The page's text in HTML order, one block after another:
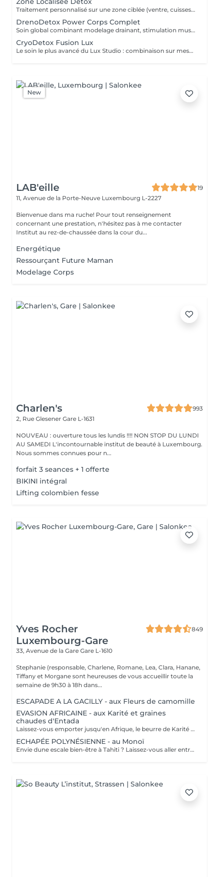
Traitement personnalisé sur une zone ciblée (ventre, cuisses, bras, fessiers) combinant plusieurs technologies Lux Studio : drainage, radiofréquence, EMS, lipocavitation ou endermologie.
DrenoDetox Power Corps Complet
Soin global combinant modelage drainant, stimulation musculaire et activation du métabolisme. Idéal pour remodeler et raffermir la silhouette.
CryoDetox Fusion Lux
Le soin le plus avancé du Lux Studio : combinaison sur mesure de toutes les technologies disponibles (1Cryolipolyse, ou EMS, RF, LipoLaser, Endermo, LED). Résultat immédiat avec jusqu'à -3 cm par séance et une peau plus tonique dès la première application.
New
LAB'eille
19
11, Avenue de la Porte-Neuve Luxembourg L-2227
Bienvenue dans ma ruche! Pour tout renseignement
concernant une prestation, n'hésitez pas à me contacter
Institut au rez-de-chaussée dans la cour du...
Energétique
Ressourçant Future Maman
Modelage Corps
Charlen's
993
2, Rue Glesener Gare L-1631
NOUVEAU : ouverture tous les lundis !!!! NON STOP DU LUNDI
AU SAMEDI L'incontournable institut de beauté à Luxembourg.
Nous sommes connues pour n...
forfait 3 seances + 1 offerte
BIKINI intégral
Lifting colombien fesse
Yves Rocher
Luxembourg-Gare
849
33, Avenue de la Gare Gare L-1610
Stephanie (responsable, Charlene, Romane, Lea, Clara, Hanane,
Tiffany et Morgane sont heureuses de vous accueillir toute la
semaine de 9h30 à 18h dans...
ESCAPADE A LA GACILLY - aux Fleurs de camomille
EVASION AFRICAINE - aux Karité et graines
chaudes d'Entada
Laissez-vous emporter jusqu'en Afrique, le beurre de Karité chauffé devient une huile tiède nourrissante qui enveloppe votre corps dans une infinie douceur. Les graines d'Entada porte-bonheur sont ensuite glissées tout le long du corps délivrant une douce chaleur bienfaisante.
ECHAPÉE POLYNÉSIENNE - au Monoï
Envie dune escale bien-être à Tahiti ? Laissez-vous aller entre nos mains, lors dun voyage des sens à lhuile de Monoï. Secret de beauté des vahinés, le Monoï est extrait des fleurs de Tiaré, emblèmes de Tahiti. Ce modelage inspiré de la tradition ancestrale polynésienne permet à lensemble de votre corps de retrouver son harmonie. De longs mouvements des mains et des avant-bras, au rythme du va-et-vient des vagues, chassent les toxines et libèrent les tensions. Votre corps et votre esprit sont apaisés. Vous repartez avec la peau soyeuse et parfumée du divin sillage des fleurs de Tahiti.